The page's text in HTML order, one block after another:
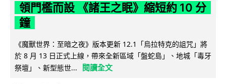
領門檻而設 《諸王之眠》縮短約 10 分
鐘
《魔獸世界：至暗之夜》版本更新 12.1「烏拉特克的詛咒」將
於 8 月 13 日正式上線，帶來全新區域「盤蛇島」、地城「毒牙
祭壇」、新型態世...
閱讀全文